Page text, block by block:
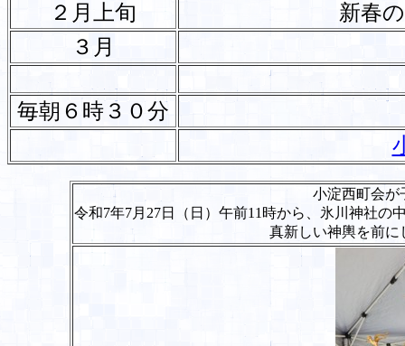
２月上旬
新春
３月
毎朝６時３０分
小淀西町会が
令和7年7月27日（日）午前11時から、氷川神社
真新しい神輿を前に